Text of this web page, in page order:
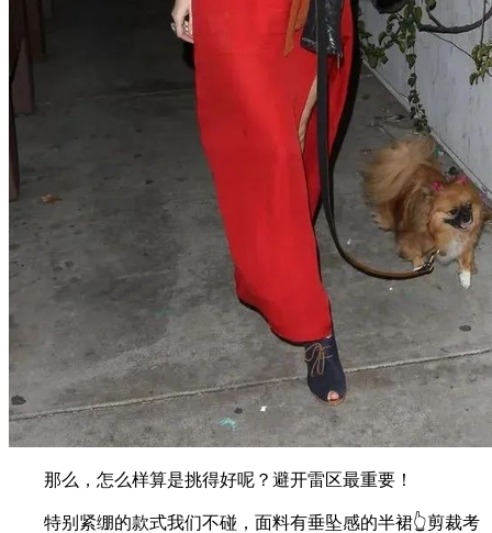
那么，怎么样算是挑得好呢？避开雷区最重要！
特别紧绷的款式我们不碰，面料有垂坠感的半裙👆剪裁考